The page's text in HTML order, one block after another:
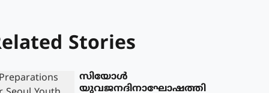
Stories
സിയോള്‍
യുവജനദിനാഘോഷത്തി